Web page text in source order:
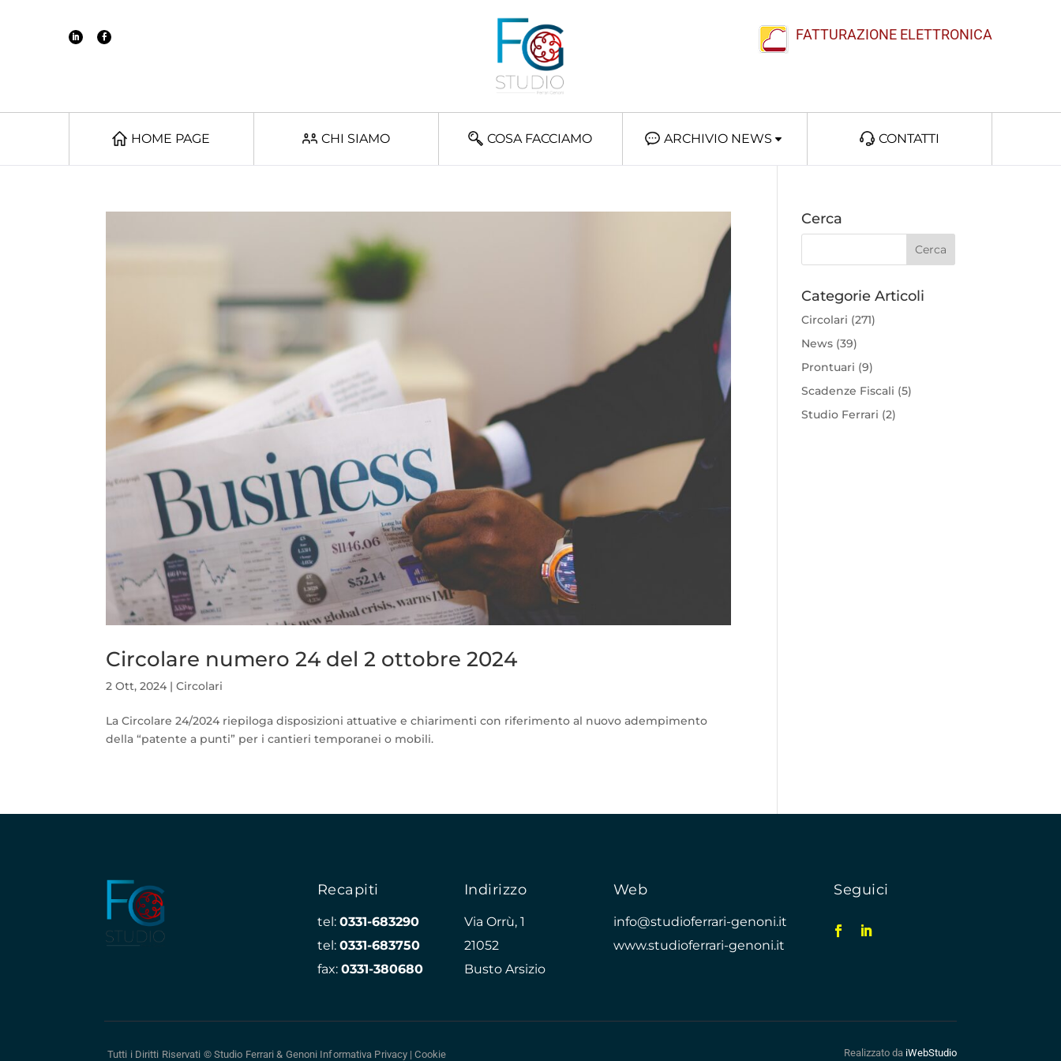
FATTURAZIONE ELETTRONICA
HOME PAGE CHI SIAMO COSA FACCIAMO ARCHIVIO NEWS CONTATTI
Circolare numero 24 del 2 ottobre 2024
2 Ott, 2024 |Circolari
La Circolare 24/2024 riepiloga disposizioni attuative e chiarimenti con riferimento al nuovo adempimento
della “patente a punti” per i cantieri temporanei o mobili.
Cerca
Categorie Articoli
Circolari (271)
News (39)
Prontuari (9)
Scadenze Fiscali (5)
Studio Ferrari (2)
Recapiti
tel: 0331-683290
tel: 0331-683750
fax: 0331-380680
Indirizzo
Via Orrù, 1
21052
Busto Arsizio
Web
info@studioferrari-genoni.it
www.studioferrari-genoni.it
Seguici
Tutti i Diritti Riservati © Studio Ferrari & Genoni Informativa Privacy |Cookie Realizzato da iWebStudio